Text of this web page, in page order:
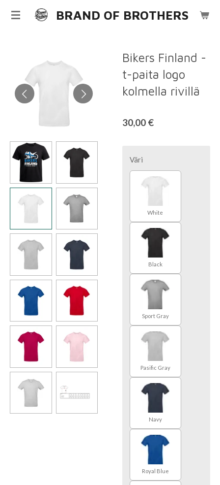
Siirry
BRAND OF BROTHERS
Bikers Finland -
t-paita logo
kolmella rivillä
30,00 €
Väri
White
Black
Sport Gray
Pasific Gray
Navy
Royal Blue